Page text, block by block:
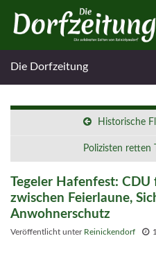
Die Dorfzeitung
Historische
Polizisten retten
Tegeler Hafenfest:
zwischen Feierlaune,
Anwohnerschutz
Veröffentlicht unter Reinickendorf